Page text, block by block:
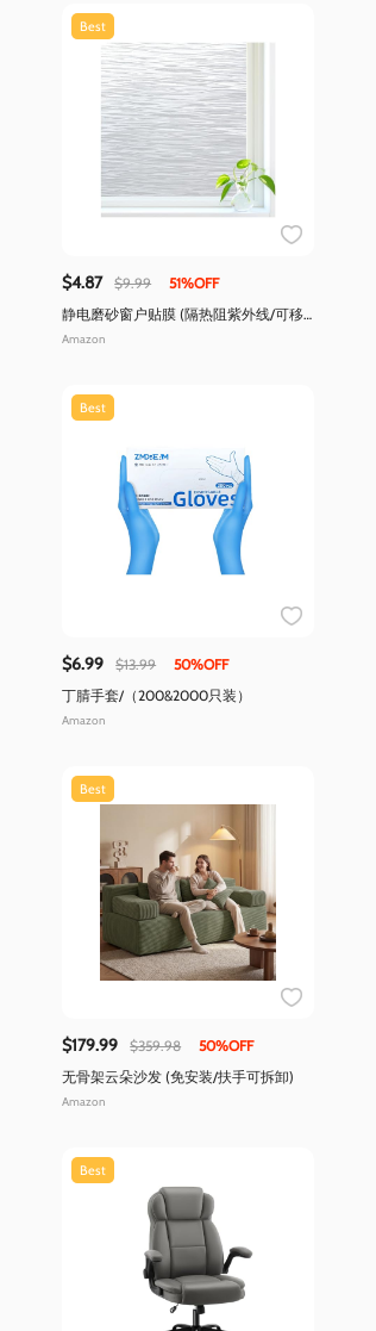
Best
$4.87 $9.99
51%OFF
静电磨砂窗户贴膜 (隔热阻紫外线/可移
除装饰)
Amazon
Best
$6.99 $13.99
50%OFF
丁腈手套/（200&2000只装）
Amazon
Best
$179.99 $359.98
50%OFF
无骨架云朵沙发 (免安装/扶手可拆卸)
Amazon
Best